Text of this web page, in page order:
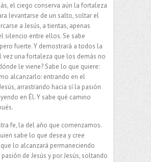
el ciego conserva aún la fortaleza
levantarse de un salto, soltar el
a Jesús, a tientas, apenas
silencio entre ellos. Se sabe
fuerte. Y demostrará a todos la
vez una fortaleza que los demás no
le viene? Sabe lo que quiere:
alcanzarlo: entrando en el
arrastrando hacia sí la pasión
en Él. Y sabe qué camino
fe, la del año que comenzamos.
sabe lo que desea y cree
lo alcanzará permaneciendo
de Jesús y por Jesús, soltando